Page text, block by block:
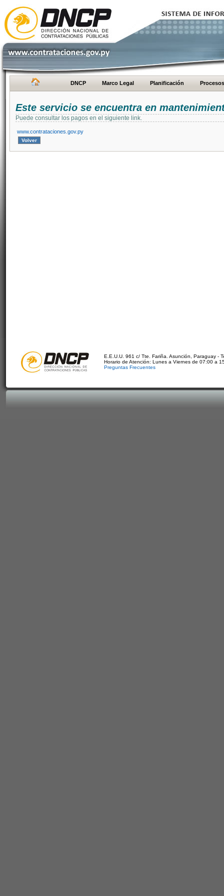
DNCP Marco Legal Planificación Procesos
Este servicio se encuentra en
Puede consultar los pagos en el siguiente link.
www.contrataciones.gov.py
E.E.U.U. 961 c/ Tte. Fariña. Asunción, Paraguay -
Horario de Atención: Lunes a Viernes de 07:00 a
Preguntas Frecuentes